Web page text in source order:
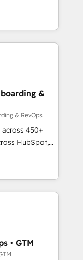
through the
the right
Solutions
and NAM,
and
automation,
built through
&
& RevOps
450+
HubSpot,
certified
25+
powered
business,
• GTM